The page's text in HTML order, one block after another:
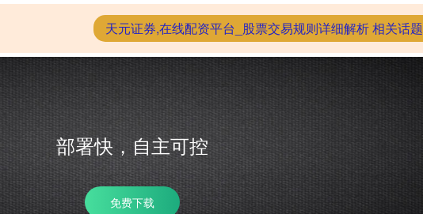
在线配资炒股 配资炒股查询
部署快，自主可控
免费下载
天元证券,在线配资平台_股票交易规则详细解析 相关话题